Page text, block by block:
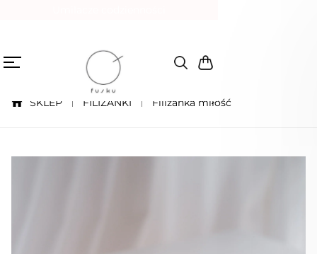
SKLEP FILIŻANKI Filiżanka miłość